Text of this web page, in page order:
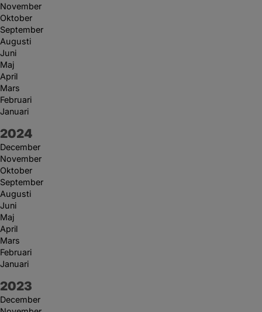
November
Oktober
September
Augusti
Juni
Maj
April
Mars
Februari
Januari
År:
2024
December
November
Oktober
September
Augusti
Juni
Maj
April
Mars
Februari
Januari
År:
2023
December